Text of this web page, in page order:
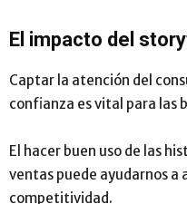
El impacto del
Captar la atención del
confianza es vital para las
El hacer buen uso de las
ventas puede ayudarnos a
competitividad.